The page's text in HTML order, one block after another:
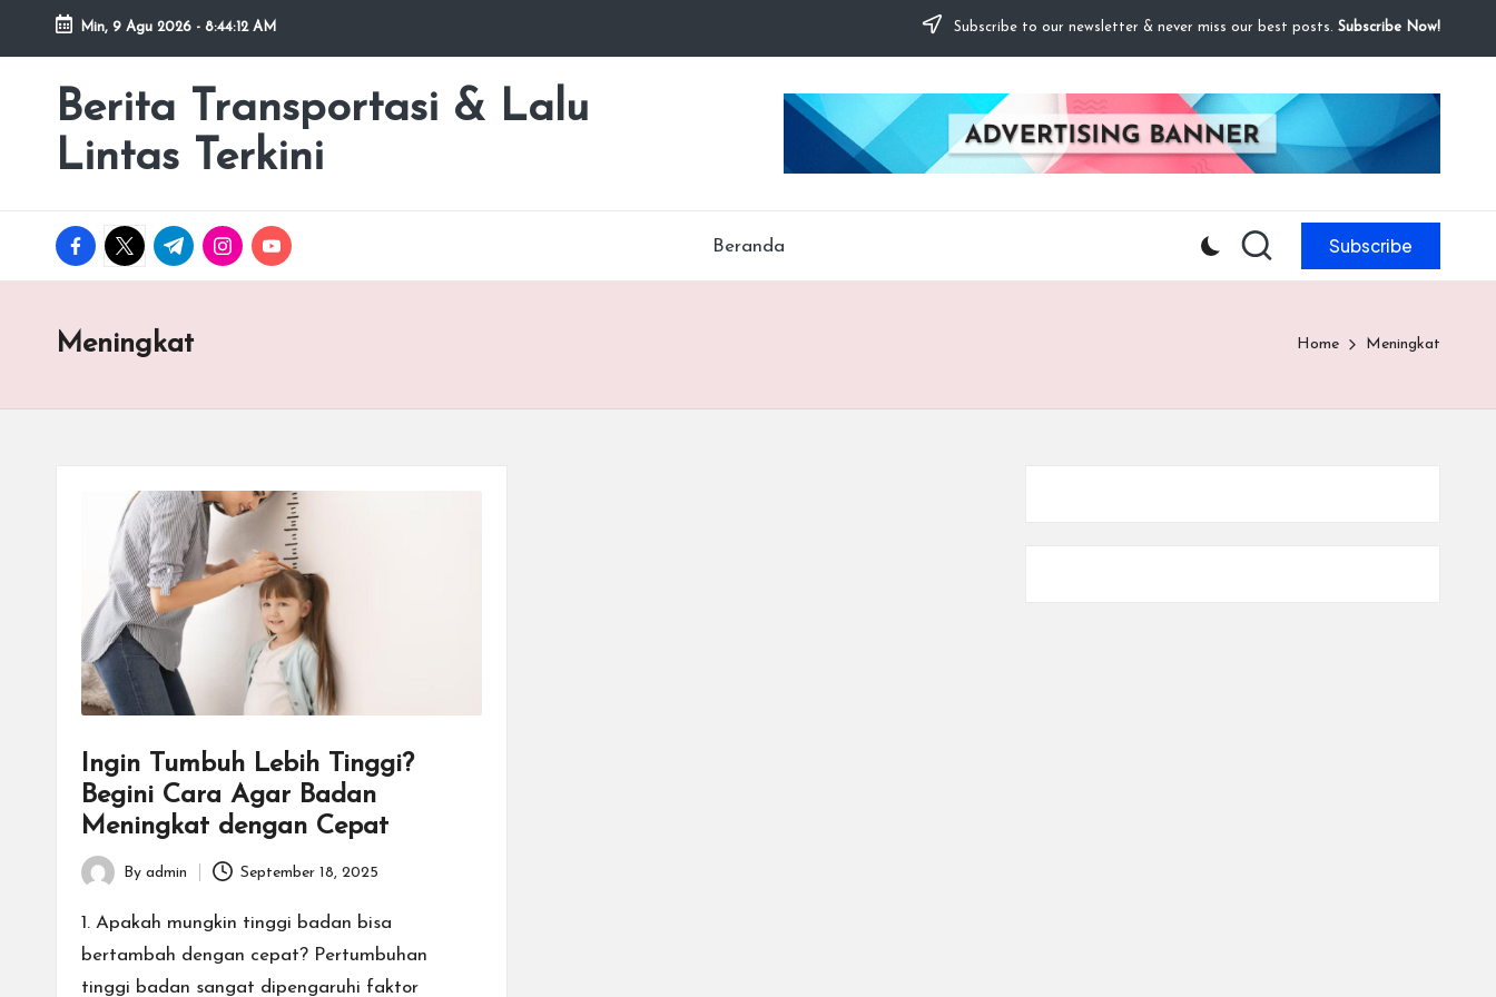
Skip
content
Min, 9 Agu 2026 - 8:44:12 AM Subscribe to our newsletter & never miss our best posts. Subscribe Now!
Berita Transportasi & Lalu
Lintas Terkini
premancity.biz.id
facebook.com
twitter.com
t.me instagram.com
youtube.com Beranda Subscribe
Meningkat Home Meningkat
Ingin Tumbuh Lebih Tinggi?
Begini Cara Agar Badan
Meningkat dengan Cepat
Posted
by
By admin September 18, 2025
1. Apakah mungkin tinggi badan bisa
bertambah dengan cepat? Pertumbuhan
tinggi badan sangat dipengaruhi faktor